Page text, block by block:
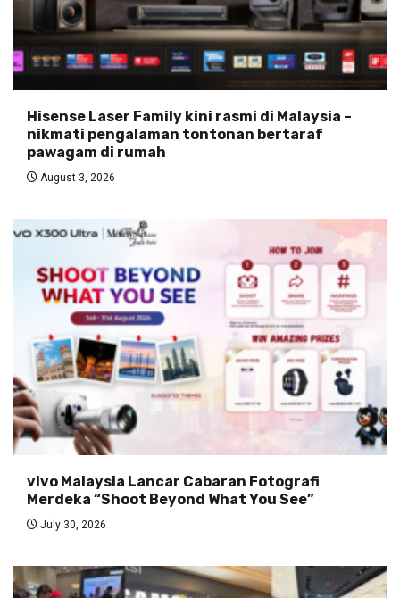
Hisense Laser Family kini rasmi di Malaysia –
nikmati pengalaman tontonan bertaraf
pawagam di rumah
August 3, 2026
vivo Malaysia Lancar Cabaran Fotografi
Merdeka “Shoot Beyond What You See”
July 30, 2026